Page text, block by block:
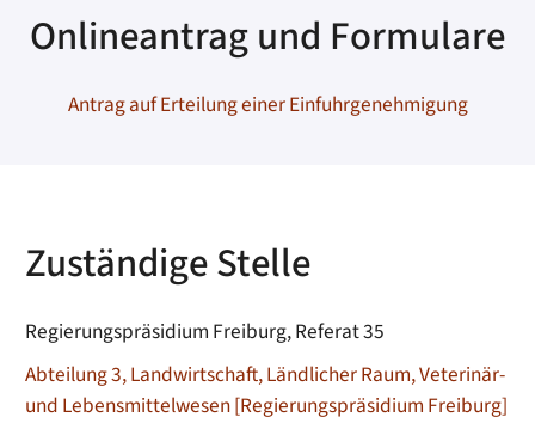
Onlineantrag und Formulare
Antrag auf Erteilung einer Einfuhrgenehmigung
Zuständige Stelle
Regierungspräsidium Freiburg, Referat 35
Abteilung 3, Landwirtschaft, Ländlicher Raum, Veterinär-
und Lebensmittelwesen [Regierungspräsidium Freiburg]